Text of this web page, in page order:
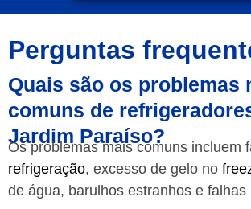
Perguntas
Quais são os problemas
comuns de
Jardim Paraíso?
Os problemas mais comuns incluem
refrigeração, excesso de gelo no
de água, barulhos estranhos e falhas